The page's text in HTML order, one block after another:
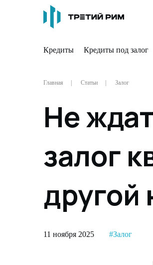
Кредиты Кредиты под залог
Главная Статьи Залог
Не
залог
другой
11 ноября 2025 #Залог